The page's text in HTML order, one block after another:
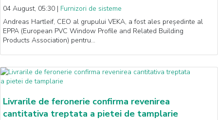
04 August, 05:30 | Furnizori de sisteme
Andreas Hartleif, CEO al grupului VEKA, a fost ales președinte al
EPPA (European PVC Window Profile and Related Building
Products Association) pentru…
Livrarile de feronerie confirma revenirea
cantitativa treptata a pietei de tamplarie